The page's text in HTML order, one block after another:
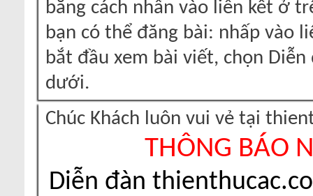
bằng cách nhấn vào liên kết ở
bạn có thể đăng bài: nhấp vào
bắt đầu xem bài viết, chọn
dưới.
Chúc Khách luôn vui vẻ tại
THÔNG BÁO
Diễn đàn